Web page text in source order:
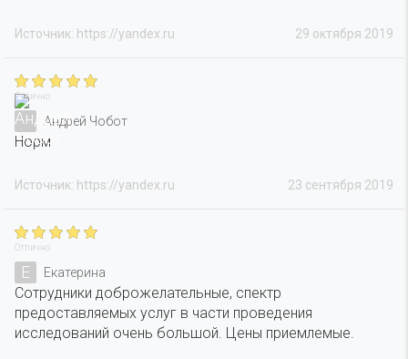
29 октября 2019
Источник: https://yandex.ru
Отлично
Андрей Чобот
Норм
23 сентября 2019
Источник: https://yandex.ru
Отлично
Е Екатерина
Сотрудники доброжелательные, спектр
предоставляемых услуг в части проведения
исследований очень большой. Цены приемлемые.